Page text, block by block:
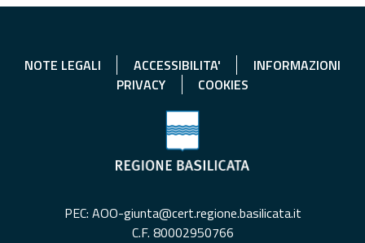
NOTE LEGALI ACCESSIBILITA'
INFORMAZIONI
PRIVACY
COOKIES
PEC: AOO-giunta@cert.regione.basilicata.it
C.F. 80002950766